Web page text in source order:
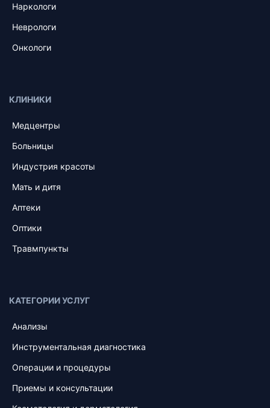
Наркологи
Неврологи
Онкологи
КЛИНИКИ
Медцентры
Больницы
Индустрия красоты
Мать и дитя
Аптеки
Оптики
Травмпункты
КАТЕГОРИИ УСЛУГ
Анализы
Инструментальная диагностика
Операции и процедуры
Приемы и консультации